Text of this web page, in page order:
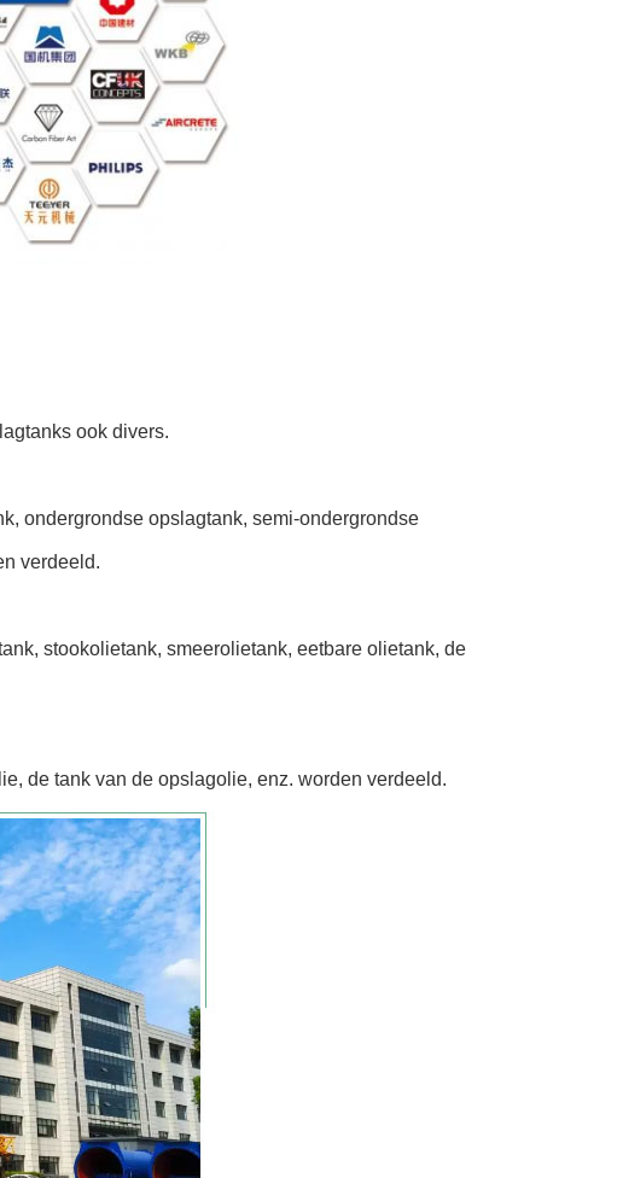
ook divers.
ondergrondse opslagtank, semi-ondergrondse
verdeeld.
stookolietank, smeerolietank, eetbare olietank, de
de tank van de opslagolie, enz. worden verdeeld.